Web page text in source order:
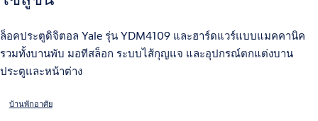
ล็อคประตูดิจิตอล Yale รุ่น YDM4109 และฮาร์ดแวร์แบบแมคคานิค
รวมทั้งบานพับ มอทีสล็อก ระบบไส้กุญแจ และอุปกรณ์ตกแต่งบาน
ประตูและหน้าต่าง
บ้านพักอาศัย